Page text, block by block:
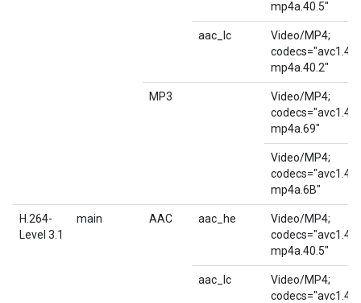
mp4a.40.5"
aac_lc
Video/MP4;
mp4a.40.2"
MP3
Video/MP4;
mp4a.69"
Video/MP4;
mp4a.6B"
H.264-
Level 3.1
main AAC aac_he
Video/MP4;
mp4a.40.5"
aac_lc
Video/MP4;